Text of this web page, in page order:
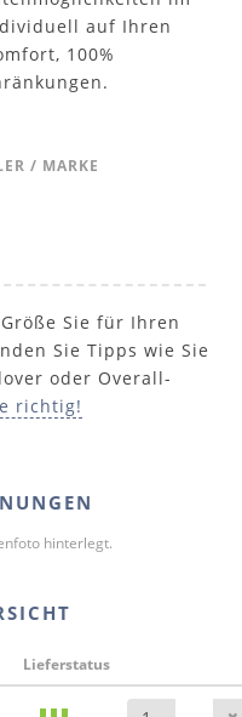
auf Ihren
100%
/ MARKE
Sie für Ihren
Sie Tipps wie Sie
oder Overall-
richtig!
hinterlegt.
Lieferstatus